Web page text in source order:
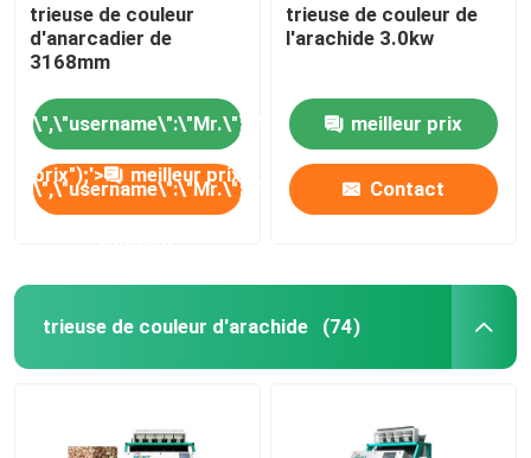
trieuse de couleur
d'anarcadier de
3168mm
\",\"username\":\"Mr.\"}","","","","meilleur
prix");'> meilleur prix
\",\"username\":\"Mr.\"}","","","","Contact");'>
trieuse de couleur de
l'arachide 3.0kw
meilleur prix
Contact
trieuse de couleur d'arachide (74)